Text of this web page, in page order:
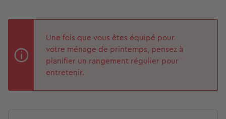
Une fois que vous êtes équipé pour
votre ménage de printemps, pensez à
planifier un rangement régulier pour
entretenir.